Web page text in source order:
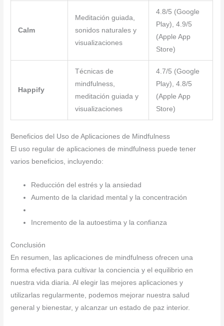
Calm
Meditación guiada,
sonidos naturales y
visualizaciones
4.8/5 (Google
Play), 4.9/5
(Apple App
Store)
Happify
Técnicas de
mindfulness,
meditación guiada y
visualizaciones
4.7/5 (Google
Play), 4.8/5
(Apple App
Store)
Beneficios del Uso de Aplicaciones de Mindfulness
El uso regular de aplicaciones de mindfulness puede tener
varios beneficios, incluyendo:
Reducción del estrés y la ansiedad
Aumento de la claridad mental y la concentración
Incremento de la autoestima y la confianza
Conclusión
En resumen, las aplicaciones de mindfulness ofrecen una
forma efectiva para cultivar la conciencia y el equilibrio en
nuestra vida diaria. Al elegir las mejores aplicaciones y
utilizarlas regularmente, podemos mejorar nuestra salud
general y bienestar, y alcanzar un estado de paz interior.